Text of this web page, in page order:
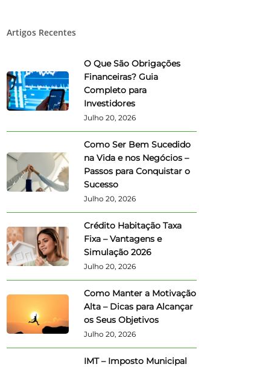
Artigos Recentes
O Que São Obrigações
Financeiras? Guia
Completo para
Investidores
Julho 20, 2026
Como Ser Bem Sucedido
na Vida e nos Negócios –
Passos para Conquistar o
Sucesso
Julho 20, 2026
Crédito Habitação Taxa
Fixa – Vantagens e
Simulação 2026
Julho 20, 2026
Como Manter a Motivação
Alta – Dicas para Alcançar
os Seus Objetivos
Julho 20, 2026
IMT – Imposto Municipal